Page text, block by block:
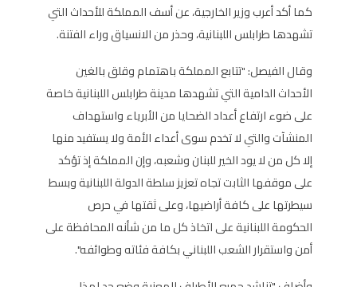
كما أكد أعرب وزير الخارجية، عن أسف المملكة للأحداث التي
تشهدها طرابلس اللبنانية، وحذر من الانسياق وراء الفتنة.
وقال الفيصل: "تتابع المملكة باهتمام وقلق بالغين
الأحداث الدامية التي تشهدها مدينة طرابلس اللبنانية خاصة
على ضوء ارتفاع أعداد الضحايا من الأبرياء واستهداف
المنشآت والتي لا تخدم سوى أعداء الأمة ولا يستفيد منها
إلا كل من لا يود الخير للبنان وشعبه، وإن المملكة إذ تؤكد
على موقفها الثابت تجاه تعزيز سلطة الدولة اللبنانية وبسط
سيطرتها على كافة أراضيها، وعلى ثقتها في حرص
الحكومة اللبنانية على اتخاذ كل ما من شأنه المحافظة على
أمن واستقرار الشعب اللبناني بكافة فئاته وطوائفه".